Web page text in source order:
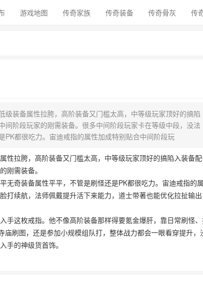
游戏地图 传奇家族 传奇装备 传奇骨灰 传
装备属性拉胯，高阶装备又门槛太高，中等级玩家顶好的搞陷
阶段玩家的刚需装备。很多中间阶段玩家卡在等级中段，没法
都很吃力。宙迪戒指的属性加成特别贴合中间阶段玩
性拉胯，高阶装备又门槛太高，中等级玩家顶好的搞陷入装备
刚需装备。
无奇装备属性平平，不管是刷怪还是PK都很吃力。宙迪戒指的
续航，法师佩戴提升活下来能力，道士带著也能优化拉扯输出
手这枚戒指。他不像高阶装备那样得要氪金爆肝，靠日常刷怪
刷图，还是参加小规模组队打，整体战力都会一眼看穿提升，
手的神级货首饰。